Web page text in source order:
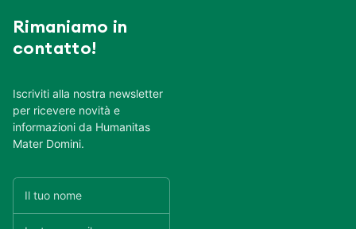
Rimaniamo in
contatto!
Iscriviti alla nostra newsletter
per ricevere novità e
informazioni da Humanitas
Mater Domini.